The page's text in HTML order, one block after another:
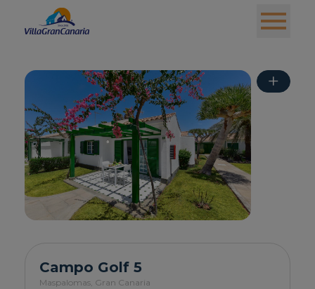
+
Campo Golf 5
Maspalomas, Gran Canaria